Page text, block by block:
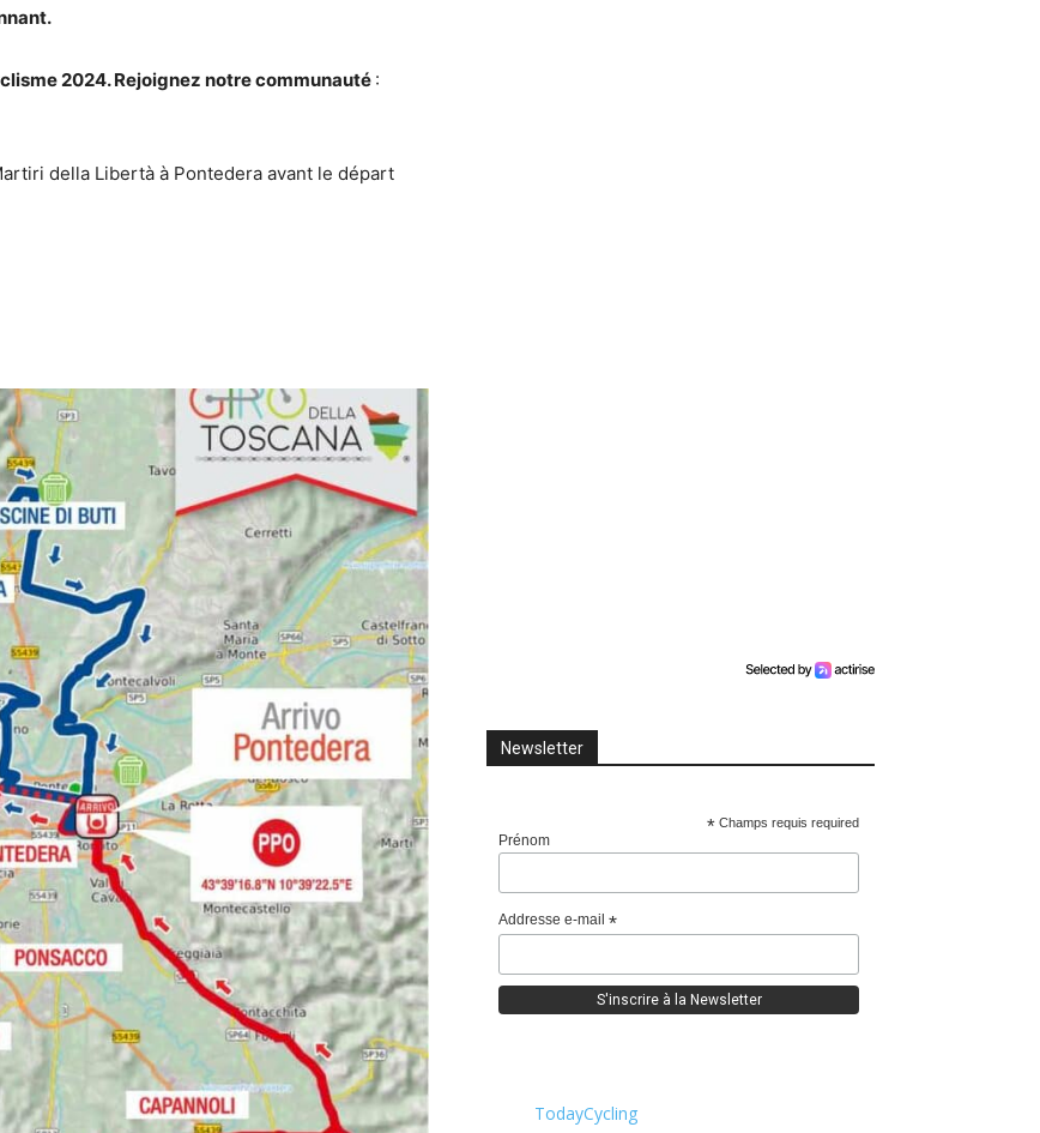
2024. Rejoignez notre communauté :
della Libertà à Pontedera avant le départ
Newsletter
* Champs requis required
Prénom
Addresse e-mail *
TodayCycling